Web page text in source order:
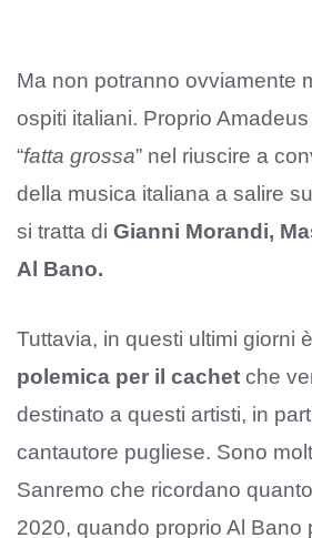
Ma non potranno ovviamente
ospiti italiani. Proprio
“fatta grossa” nel riuscire a
della musica italiana a salire
si tratta di Gianni Morandi,
Al Bano.
Tuttavia, in questi ultimi giorni
polemica per il cachet che
destinato a questi artisti, in
cantautore pugliese. Sono
Sanremo che ricordano
2020, quando proprio Al Bano